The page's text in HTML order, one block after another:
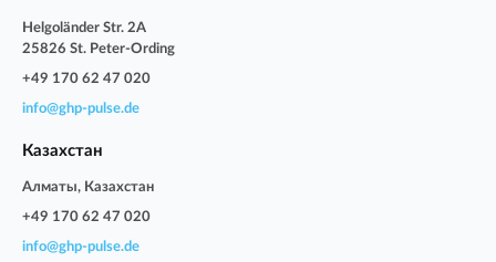
Helgoländer Str. 2A
25826 St. Peter-Ording
+49 170 62 47 020
info@ghp-pulse.de
Казахстан
Алматы, Казахстан
+49 170 62 47 020
info@ghp-pulse.de